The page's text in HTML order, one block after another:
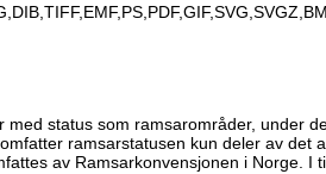
status som ramsarområder, under
ramsarstatusen kun deler av
av Ramsarkonvensjonen i Norge.